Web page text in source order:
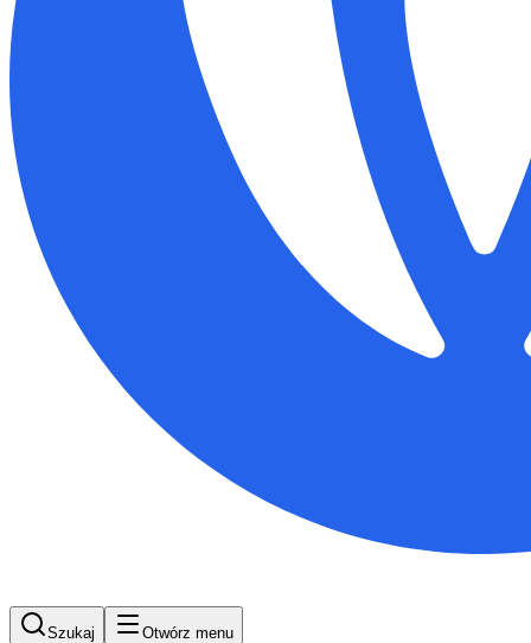
Szukaj Otwórz menu